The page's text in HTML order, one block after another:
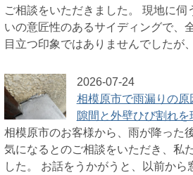
ご相談をいただきました。 現地に伺
いの意匠性のあるサイディングで、
目立つ印象ではありませんでしたが
2026-07-24
相模原市で雨漏りの
隙間と外壁ひび割れを
相模原市のお客様から、雨が降った
気になるとのご相談をいただき、私
した。 お話をうかがうと、以前か